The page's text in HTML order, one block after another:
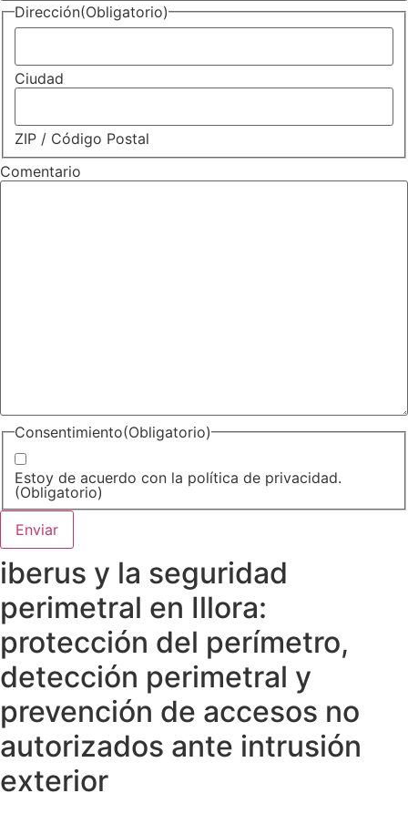
Dirección(Obligatorio)
Ciudad
ZIP / Código Postal
Comentario
Consentimiento(Obligatorio)
Estoy de acuerdo con la política de privacidad.
(Obligatorio)
iberus y la seguridad
perimetral en Illora:
protección del perímetro,
detección perimetral y
prevención de accesos no
autorizados ante intrusión
exterior